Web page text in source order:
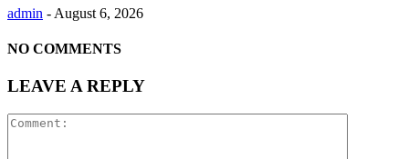
admin - August 6, 2026
NO COMMENTS
LEAVE A REPLY